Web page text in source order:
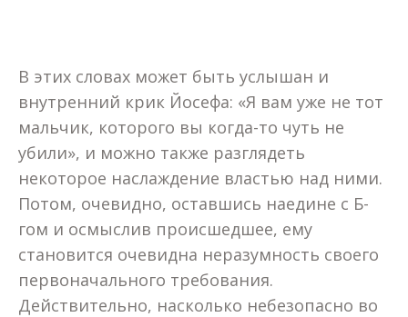
В этих словах может быть услышан и
внутренний крик Йосефа: «Я вам уже не тот
мальчик, которого вы когда-то чуть не
убили», и можно также разглядеть
некоторое наслаждение властью над ними.
Потом, очевидно, оставшись наедине с Б-
гом и осмыслив происшедшее, ему
становится очевидна неразумность своего
первоначального требования.
Действительно, насколько небезопасно во